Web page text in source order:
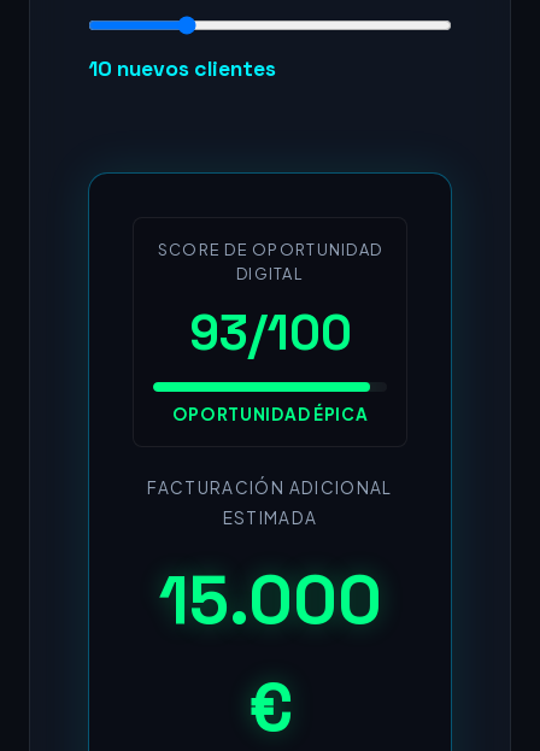
10 nuevos clientes
SCORE DE OPORTUNIDAD
DIGITAL
93/100
OPORTUNIDAD ÉPICA
FACTURACIÓN ADICIONAL
ESTIMADA
15.000
€